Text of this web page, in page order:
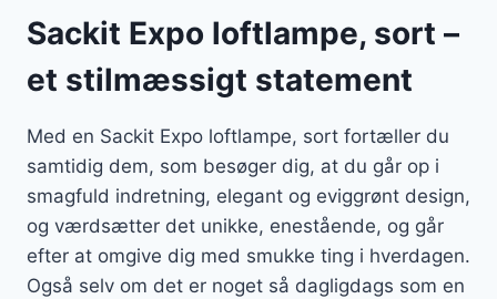
Sackit Expo loftlampe, sort –
et stilmæssigt statement
Med en Sackit Expo loftlampe, sort fortæller du
samtidig dem, som besøger dig, at du går op i
smagfuld indretning, elegant og eviggrønt design,
og værdsætter det unikke, enestående, og går
efter at omgive dig med smukke ting i hverdagen.
Også selv om det er noget så dagligdags som en